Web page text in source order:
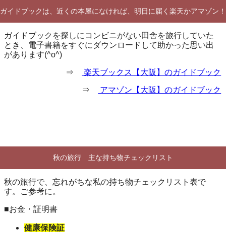
ガイドブックは、近くの本屋になければ、明日に届く楽天かアマゾン！
ガイドブックを探しにコンビニがない田舎を旅行していた
とき、電子書籍をすぐにダウンロードして助かった思い出
があります(^o^)
⇒ 楽天ブックス【大阪】のガイドブック
⇒ アマゾン【大阪】のガイドブック
秋の旅行 主な持ち物チェックリスト
秋の旅行で、忘れがちな私の持ち物チェックリスト表で
す。ご参考に。
■お金・証明書
健康保険証